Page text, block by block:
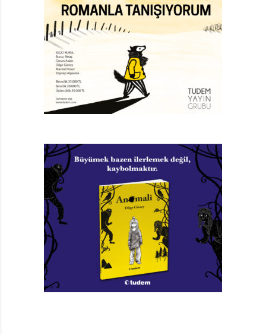
Isabel Minhos Martins
Resimleyen: Madalena Matoso
Türkçeleştiren: Sevcan Şahin
Koç Üniversitesi Yayınları,